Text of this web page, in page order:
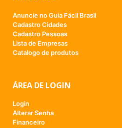
Anuncie no Guia Fácil Brasil
Cadastro Cidades
Cadastro Pessoas
Lista de Empresas
Catalogo de produtos
ÁREA DE LOGIN
Login
Alterar Senha
Financeiro